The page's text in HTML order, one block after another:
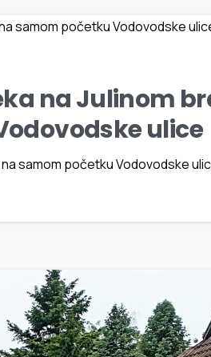
na Julinom
ulice
samom početku Vodovodske